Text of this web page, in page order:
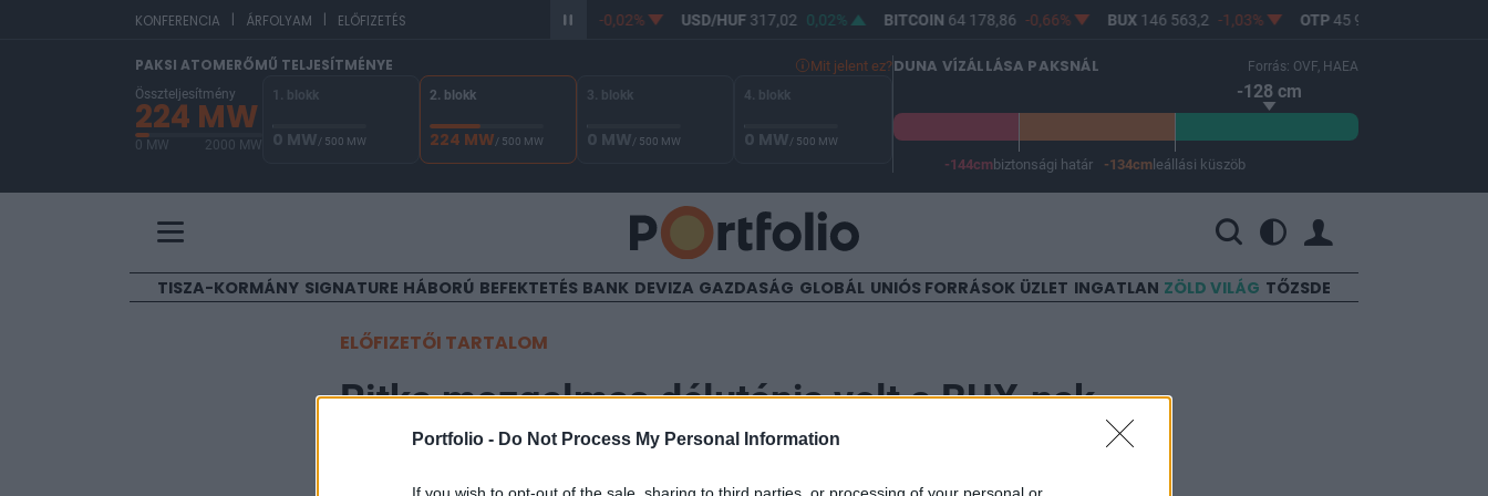
Portfolio - Do Not Process My Personal Information
KONFERENCIA | ÁRFOLYAM | ELŐFIZETÉS 365,33 -0,02% USD/HUF317,02 0,02% BITCOIN64 178,86 -0,66% BUX146 563,2 -1,03% OTP 45 900
PAKSI ATOMERŐMŰ TELJESÍTMÉNYE Mit jelent ez?
Összteljesítmény
224 MW
0 MW 2000 MW
1. blokk
0 MW/ 500 MW
2. blokk
224 MW/ 500 MW
3. blokk
0 MW/ 500 MW
4. blokk
0 MW/ 500 MW
DUNA VÍZÁLLÁSA PAKSNÁL Forrás: OVF, HAEA
-128 cm
-144cm biztonsági határ -134cm leállási küszöb
TISZA-KORMÁNY SIGNATURE HÁBORÚ BEFEKTETÉS BANK DEVIZA GAZDASÁG GLOBÁL UNIÓS FORRÁSOK ÜZLET INGATLAN ZÖLD VILÁG TŐZSDE
ELŐFIZETŐI TARTALOM
Ritka mozgalmas délutánja volt a BUX-nak
2012. szeptember 06. 17:26